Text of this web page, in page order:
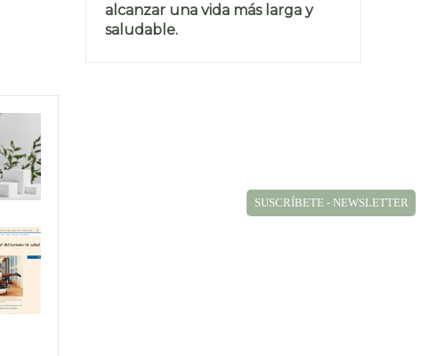
alcanzar una vida más larga y
saludable.
SUSCRÍBETE - NEWSLETTER